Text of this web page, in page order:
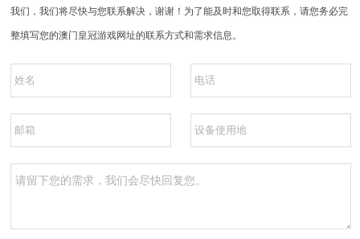
我们，我们将尽快与您联系解决，谢谢！为了能及时和您取得联系，请您务必完
整填写您的澳门皇冠游戏网址的联系方式和需求信息。